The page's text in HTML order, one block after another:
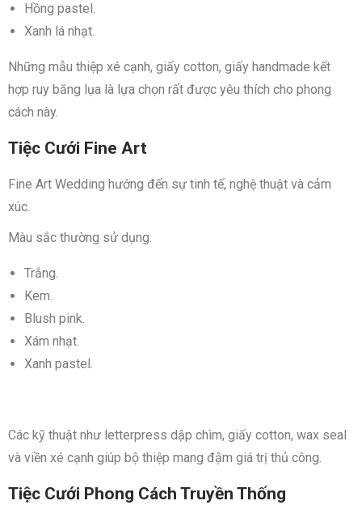
Hồng pastel.
Xanh lá nhạt.
Những mẫu thiệp xé cạnh, giấy cotton, giấy handmade kết
hợp ruy băng lụa là lựa chọn rất được yêu thích cho phong
cách này.
Tiệc Cưới Fine Art
Fine Art Wedding hướng đến sự tinh tế, nghệ thuật và cảm
xúc.
Màu sắc thường sử dụng:
Trắng.
Kem.
Blush pink.
Xám nhạt.
Xanh pastel.
Các kỹ thuật như letterpress dập chìm, giấy cotton, wax seal
và viền xé cạnh giúp bộ thiệp mang đậm giá trị thủ công.
Tiệc Cưới Phong Cách Truyền Thống